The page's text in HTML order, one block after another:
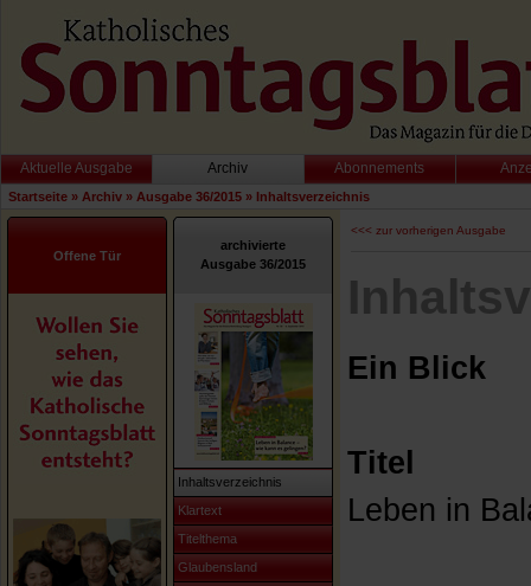
Aktuelle Ausgabe Archiv Abonnements
Startseite » Archiv » Ausgabe 36/2015 » Inhaltsverzeichnis
Offene Tür
archivierte
Ausgabe 36/2015
Inhaltsverzeichnis
Klartext
Titelthema
Glaubensland
<<< zur vorherigen Ausgabe
Ein Blick
Titel
Leben in